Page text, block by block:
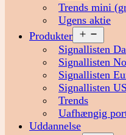
Trends mini
Ugens aktie
Produkter
menu
Signallisten
Signallisten
Signallisten
Signallisten
Trends
Uafhængig
Uddannelse